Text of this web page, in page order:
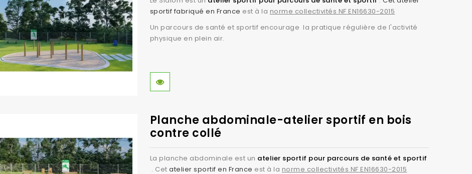
de vie.
Valoriser votre territoire ou votre établissement.
Contactez-nous dès aujourd’huipour transformer vos espaces extérieurs avec des ateliers sportifs en bois contre collé
de haute qualité.
sportif fabriqué en France est à la norme collectivités NF EN16630-2015
Un parcours de santé et sportif encourage la pratique régulière de l'activité
physique en plein air.
Planche abdominale-atelier sportif en bois
contre collé
La planche abdominale est un atelier sportif pour parcours de santé et sportif
. Cetatelier sportif en France est à la norme collectivités NF EN16630-2015